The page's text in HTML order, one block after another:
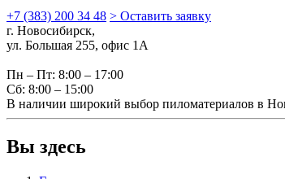
+7 (383) 200 34 48 > Оставить заявку
г. Новосибирск,
ул. Большая 255, офис 1А
Пн – Пт: 8:00 – 17:00
Сб: 8:00 – 15:00
В наличии широкий выбор пиломатериалов в
Вы здесь